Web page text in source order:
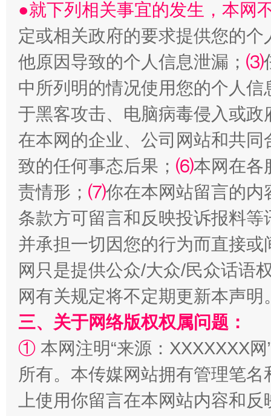
全民健身五年计划来了！等你上场
阿坝州三大球赛在茂县开幕
●就下列相关事宜的发生，本网
定或相关政府的要求提供您的个
他原因导致的个人信息泄漏； ⑶
中所列明的情况使用您的个人
于黑客攻击、电脑病毒侵入或
在本网的企业、公司网站和共
致的任何事态后果； ⑹本网在各
责情形； ⑺你在本网站留言的内
条款方可留言和反映投诉报料
并承担一切因您的行为而直接
网只是提供公众/大众/民众话语
网有关规定将不定期更新本声明
三、关于网络版权权属问题：
① 本网注明“来源：XXXXXXX
所有。本传媒网站拥有管理笔
上使用你留言在本网站内容和